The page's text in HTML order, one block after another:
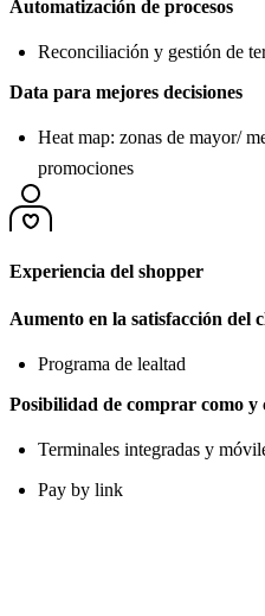
Automatización de procesos
Reconciliación y gestión de
Data para mejores decisiones
Heat map: zonas de mayor/
promociones
Experiencia del shopper
Aumento en la satisfacción del
Programa de lealtad
Posibilidad de comprar como y
Terminales integradas y
Pay by link